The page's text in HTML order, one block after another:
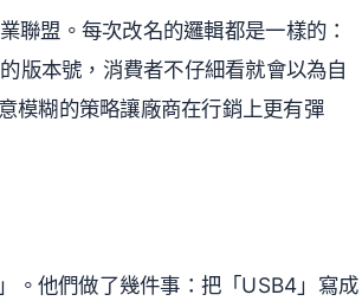
盟。每次改名的邏輯都是一樣的：
版本號，消費者不仔細看就會以為自
模糊的策略讓廠商在行銷上更有彈
。他們做了幾件事：把「USB4」寫成